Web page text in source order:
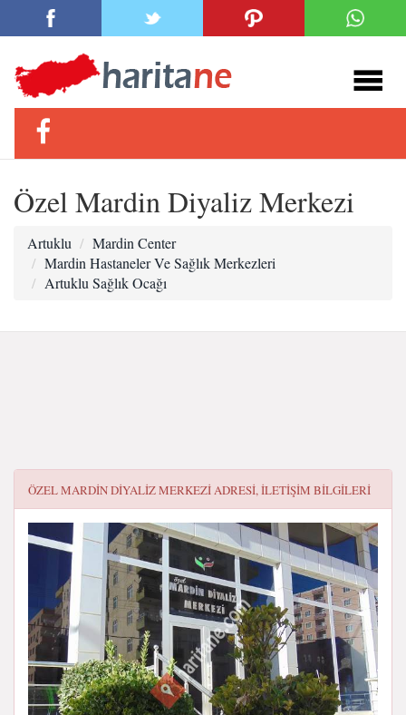
Özel Mardin Diyaliz Merkezi
Artuklu
Mardin Center
Mardin Hastaneler Ve Sağlık Merkezleri
Artuklu Sağlık Ocağı
ÖZEL MARDIN DIYALIZ MERKEZIADRESI, ILETIŞIM BILGILERI